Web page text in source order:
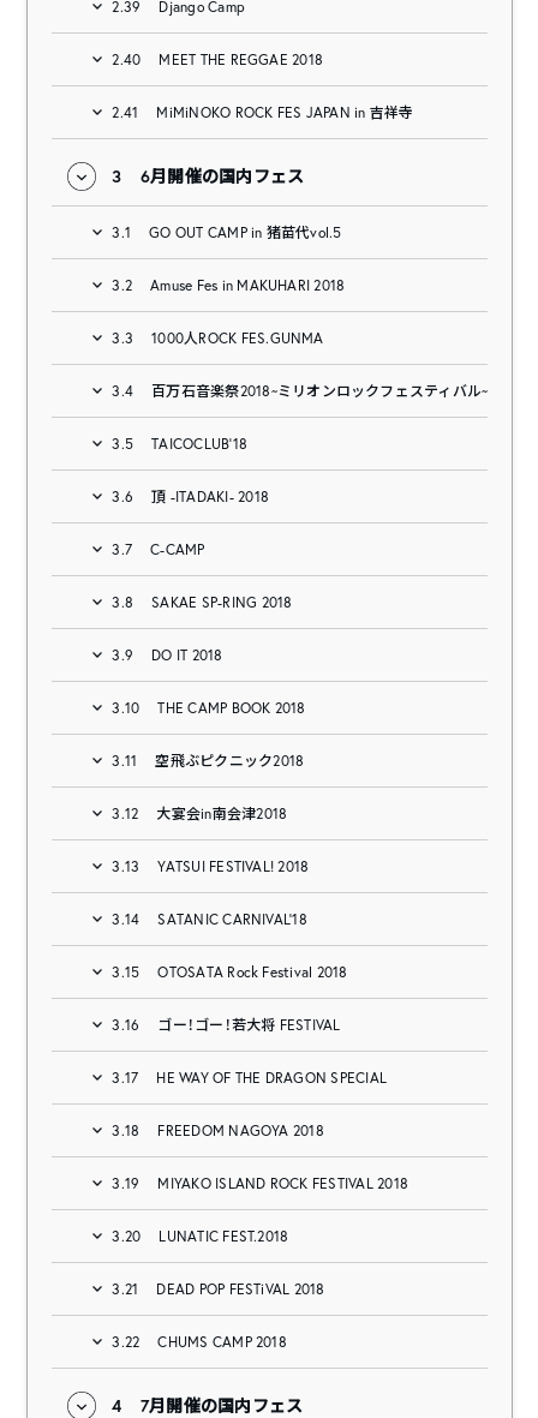
2.39 Django Camp
2.40 MEET THE REGGAE 2018
2.41 MiMiNOKO ROCK FES JAPAN in 吉祥寺
3 6月開催の国内フェス
3.1 GO OUT CAMP in 猪苗代vol.5
3.2 Amuse Fes in MAKUHARI 2018
3.3 1000人ROCK FES.GUNMA
3.4 百万石音楽祭2018~ミリオンロックフェスティバル~
3.5 TAICOCLUB’18
3.6 頂 -ITADAKI- 2018
3.7 C-CAMP
3.8 SAKAE SP-RING 2018
3.9 DO IT 2018
3.10 THE CAMP BOOK 2018
3.11 空飛ぶピクニック2018
3.12 大宴会in南会津2018
3.13 YATSUI FESTIVAL! 2018
3.14 SATANIC CARNIVAL’18
3.15 OTOSATA Rock Festival 2018
3.16 ゴー！ゴー！若大将 FESTIVAL
3.17 HE WAY OF THE DRAGON SPECIAL
3.18 FREEDOM NAGOYA 2018
3.19 MIYAKO ISLAND ROCK FESTIVAL 2018
3.20 LUNATIC FEST.2018
3.21 DEAD POP FESTiVAL 2018
3.22 CHUMS CAMP 2018
4 7月開催の国内フェス